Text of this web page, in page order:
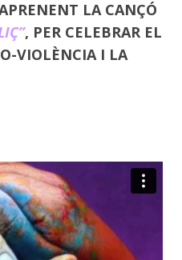
LA CANÇÓ
, PER CELEBRAR EL
VIOLÈNCIA I LA